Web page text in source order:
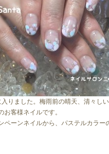
りました。梅雨前の晴天、清々し
お客様ネイルです。
ペーンネイルから、パステルカラ